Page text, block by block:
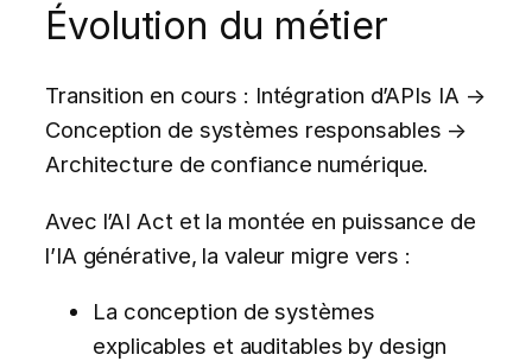
Évolution du métier
Transition en cours : Intégration d’APIs IA →
Conception de systèmes responsables →
Architecture de confiance numérique.
Avec l’AI Act et la montée en puissance de
l’IA générative, la valeur migre vers :
La conception de systèmes
explicables et auditables by design